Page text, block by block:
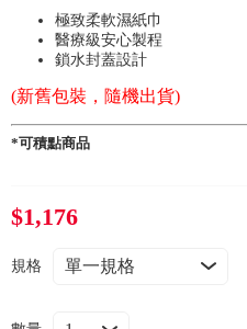
關於我們
購物流程
常見問題
折價券、紅利說明
極致柔軟濕紙巾
醫療級安心製程
鎖水封蓋設計
(新舊包裝，隨機出貨)
*可積點商品
$1,176
規格